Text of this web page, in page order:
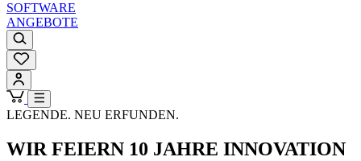
SOFTWARE
ANGEBOTE
LEGENDE. NEU ERFUNDEN.
WIR FEIERN 10 JAHRE INNOVATION